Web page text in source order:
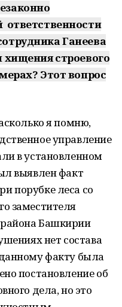
ответственности
Ганеева
хищения строевого
Этот вопрос
я помню,
управление
в установленном
выявлен факт
порубке леса со
заместителя
Башкирии
нет состава
факту была
постановление об
дела, но это